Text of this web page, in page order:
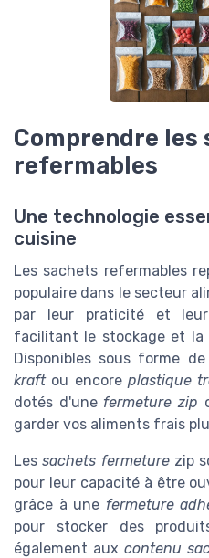
Comprendre les
refermables
Une technologie
cuisine
Les sachets refermables
populaire dans le secteur
par leur praticité et
facilitant le stockage et la
Disponibles sous forme de
kraftou encore plastique
dotés d'une fermeture zip
garder vos aliments frais
Lessachets fermeturezip
pour leur capacité à être
grâce à une fermeture
pour stocker des
également aux contenu